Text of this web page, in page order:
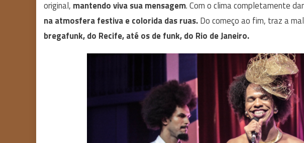
original, mantendo viva sua mensagem. Com o clima completamente
na atmosfera festiva e colorida das ruas.Do começo ao fim, traz a
bregafunk, do Recife, até os de funk, do Rio de Janeiro.